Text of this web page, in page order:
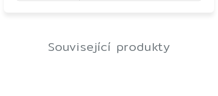
Související produkty